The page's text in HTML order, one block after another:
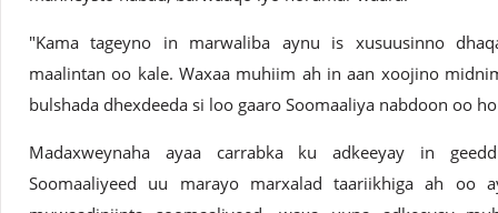
"Kama tageyno in marwaliba aynu is xusuusinno
maalintan oo kale. Waxaa muhiim ah in aan xoojino
bulshada dhexdeeda si loo gaaro Soomaaliya nabdoon oo
Madaxweynaha ayaa carrabka ku adkeeyay in
Soomaaliyeed uu marayo marxalad taariikhiga ah oo